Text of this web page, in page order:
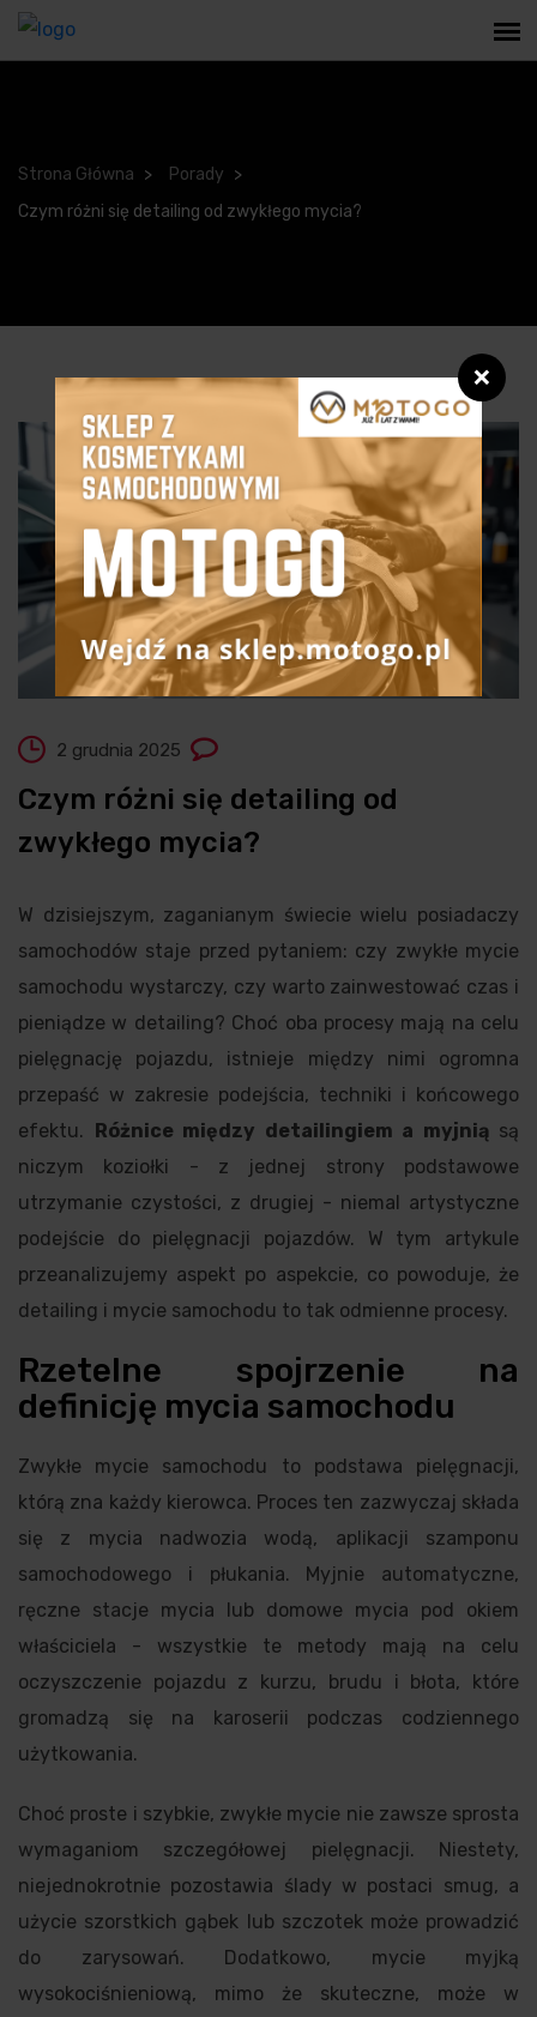
Strona Główna
Porady
Czym różni się detailing od zwykłego mycia?
2 grudnia 2025
Czym różni się detailing od
zwykłego mycia?
W dzisiejszym, zaganianym świecie wielu posiadaczy
samochodów staje przed pytaniem: czy zwykłe mycie
samochodu wystarczy, czy warto zainwestować czas i
pieniądze w detailing? Choć oba procesy mają na celu
pielęgnację pojazdu, istnieje między nimi ogromna
przepaść w zakresie podejścia, techniki i końcowego
efektu.
Różnice między detailingiem a myjniąsą
niczym koziołki - z jednej strony podstawowe
utrzymanie czystości, z drugiej - niemal artystyczne
podejście do pielęgnacji pojazdów. W tym artykule
przeanalizujemy aspekt po aspekcie, co powoduje, że
detailing i mycie samochodu to tak odmienne procesy.
Rzetelne spojrzenie na
definicję mycia samochodu
Zwykłe mycie samochodu to podstawa pielęgnacji,
którą zna każdy kierowca. Proces ten zazwyczaj składa
się z mycia nadwozia wodą, aplikacji szamponu
samochodowego i płukania. Myjnie automatyczne,
ręczne stacje mycia lub domowe mycia pod okiem
właściciela - wszystkie te metody mają na celu
oczyszczenie pojazdu z kurzu, brudu i błota, które
gromadzą się na karoserii podczas codziennego
użytkowania.
Choć proste i szybkie, zwykłe mycie nie zawsze sprosta
wymaganiom szczegółowej pielęgnacji. Niestety,
niejednokrotnie pozostawia ślady w postaci smug, a
użycie szorstkich gąbek lub szczotek może prowadzić
do zarysowań. Dodatkowo, mycie myjką
wysokociśnieniową, mimo że skuteczne, może w
❌